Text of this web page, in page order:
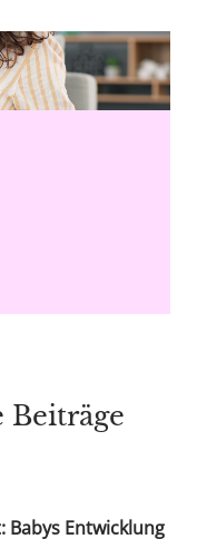
stock.adobe.com
Beiträge
Babys Entwicklung